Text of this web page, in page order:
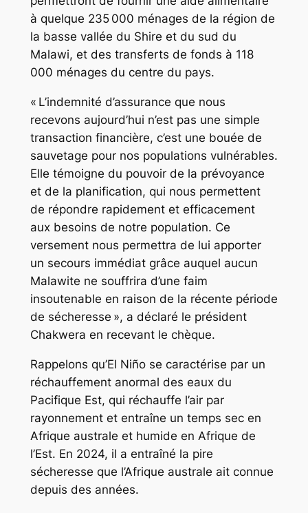
à quelque 235 000 ménages de la région de
la basse vallée du Shire et du sud du
Malawi, et des transferts de fonds à 118
000 ménages du centre du pays.
« L’indemnité d’assurance que nous
recevons aujourd’hui n’est pas une simple
transaction financière, c’est une bouée de
sauvetage pour nos populations vulnérables.
Elle témoigne du pouvoir de la prévoyance
et de la planification, qui nous permettent
de répondre rapidement et efficacement
aux besoins de notre population. Ce
versement nous permettra de lui apporter
un secours immédiat grâce auquel aucun
Malawite ne souffrira d’une faim
insoutenable en raison de la récente période
de sécheresse », a déclaré le président
Chakwera en recevant le chèque.
Rappelons qu’El Niño se caractérise par un
réchauffement anormal des eaux du
Pacifique Est, qui réchauffe l’air par
rayonnement et entraîne un temps sec en
Afrique australe et humide en Afrique de
l’Est. En 2024, il a entraîné la pire
sécheresse que l’Afrique australe ait connue
depuis des années.